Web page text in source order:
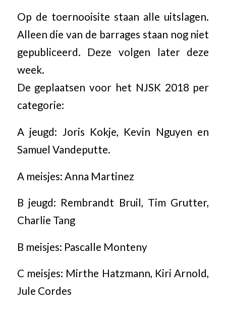
Op de toernooisite staan alle uitslagen.
Alleen die van de barrages staan nog niet
gepubliceerd. Deze volgen later deze
week.
De geplaatsen voor het NJSK 2018 per
categorie:
A jeugd: Joris Kokje, Kevin Nguyen en
Samuel Vandeputte.
A meisjes: Anna Martinez
B jeugd: Rembrandt Bruil, Tim Grutter,
Charlie Tang
B meisjes: Pascalle Monteny
C meisjes: Mirthe Hatzmann, Kiri Arnold,
Jule Cordes